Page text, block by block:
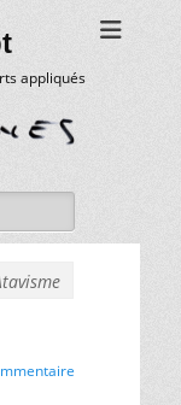
appliqués